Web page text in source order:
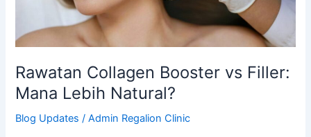
Rawatan Collagen Booster vs Filler:
Mana Lebih Natural?
Blog Updates /Admin Regalion Clinic